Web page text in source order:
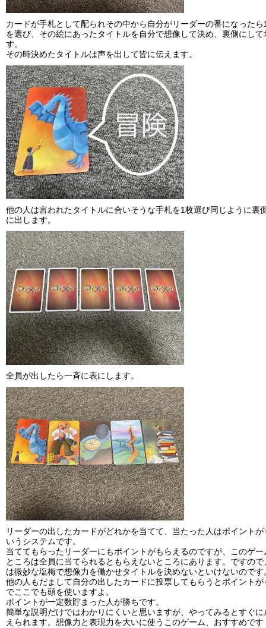
カードが手札として配られその中から自分がリーダーの番になった
を選び、その絵にあったタイトルを自分で想像して決め、裏側にし
す。
その時決めたタイトルは声を出して皆に伝えます。
他の人は言われたタイトルに合いそうな手札を1枚選び同じように裏
に出します。
全員が出したら一斉に表にします。
リーダーの出したカードがどれかを当てて、当たった人はポイント
いうシステムです。
当ててもらったリーダーにもポイントがもらえるのですが、このゲ
ところは全員に当てられるともらえないところにあります。ですの
は微妙な塩梅で想像力を働かせタイトルを決めないといけないのです
他の人もだまして自分の出したカードに投票してもらうとポイントが
でここでも頭を使いますよ。
ポイントが一定数貯まった人が勝ちです。
簡単な説明だけではわかりにくいと思いますが、やってみるとすぐに
えられます。想像力と表現力を大いに使うこのゲーム、おすすめです